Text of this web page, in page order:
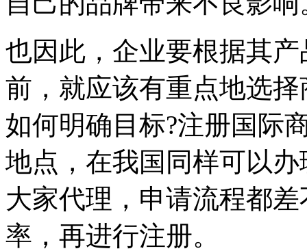
也因此，企业要根据其
前，就应该有重点地选
如何明确目标?注册国际
地点，在我国同样可以
大家代理，申请流程都
率，再进行注册。